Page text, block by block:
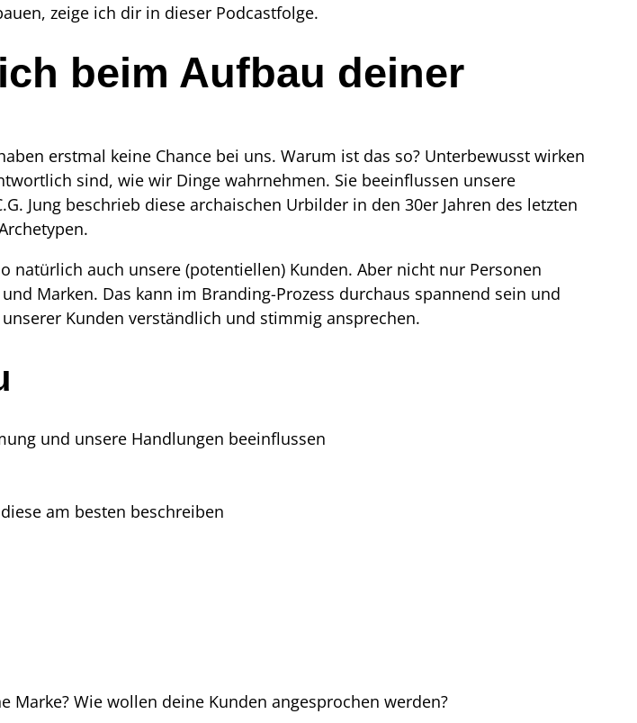
zeige ich dir in dieser Podcastfolge.
beim Aufbau deiner
erstmal keine Chance bei uns. Warum ist das so? Unterbewusst wirken
sind, wie wir Dinge wahrnehmen. Sie beeinflussen unsere
Jung beschrieb diese archaischen Urbilder in den 30er Jahren des letzten
natürlich auch unsere (potentiellen) Kunden. Aber nicht nur Personen
Marken. Das kann im Branding-Prozess durchaus spannend sein und
Kunden verständlich und stimmig ansprechen.
und unsere Handlungen beeinflussen
am besten beschreiben
Wie wollen deine Kunden angesprochen werden?